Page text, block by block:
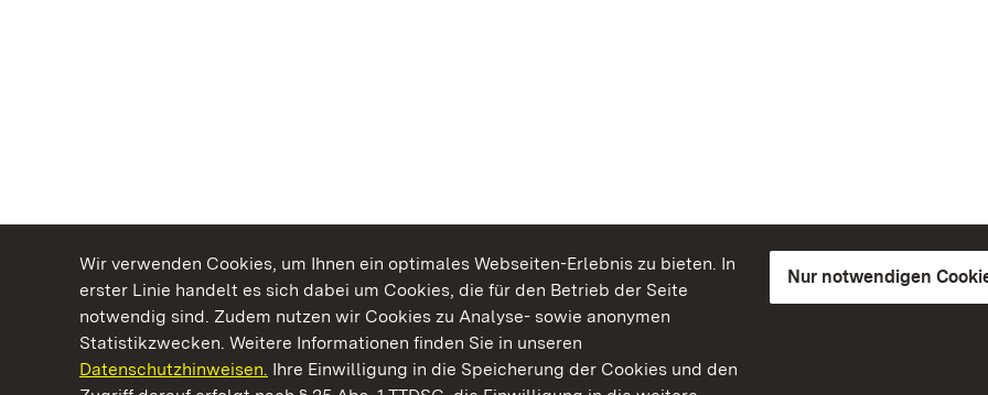
Wir verwenden Cookies, um Ihnen ein optimales Webseiten-Erlebnis zu bieten. In
erster Linie handelt es sich dabei um Cookies, die für den Betrieb der Seite
notwendig sind. Zudem nutzen wir Cookies zu Analyse- sowie anonymen
Statistikzwecken. Weitere Informationen finden Sie in unseren
Datenschutzhinweisen. Ihre Einwilligung in die Speicherung der Cookies und den
Nur notwendigen